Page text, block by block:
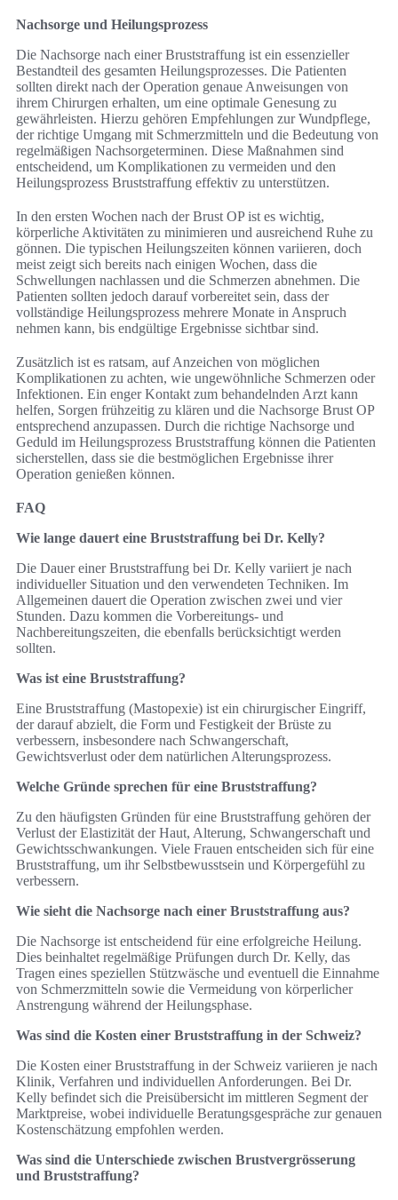
Nachsorge und Heilungsprozess
Die Nachsorge nach einer Bruststraffung ist ein essenzieller
Bestandteil des gesamten Heilungsprozesses. Die Patienten
sollten direkt nach der Operation genaue Anweisungen von
ihrem Chirurgen erhalten, um eine optimale Genesung zu
gewährleisten. Hierzu gehören Empfehlungen zur Wundpflege,
der richtige Umgang mit Schmerzmitteln und die Bedeutung von
regelmäßigen Nachsorgeterminen. Diese Maßnahmen sind
entscheidend, um Komplikationen zu vermeiden und den
Heilungsprozess Bruststraffung effektiv zu unterstützen.
In den ersten Wochen nach der Brust OP ist es wichtig,
körperliche Aktivitäten zu minimieren und ausreichend Ruhe zu
gönnen. Die typischen Heilungszeiten können variieren, doch
meist zeigt sich bereits nach einigen Wochen, dass die
Schwellungen nachlassen und die Schmerzen abnehmen. Die
Patienten sollten jedoch darauf vorbereitet sein, dass der
vollständige Heilungsprozess mehrere Monate in Anspruch
nehmen kann, bis endgültige Ergebnisse sichtbar sind.
Zusätzlich ist es ratsam, auf Anzeichen von möglichen
Komplikationen zu achten, wie ungewöhnliche Schmerzen oder
Infektionen. Ein enger Kontakt zum behandelnden Arzt kann
helfen, Sorgen frühzeitig zu klären und die Nachsorge Brust OP
entsprechend anzupassen. Durch die richtige Nachsorge und
Geduld im Heilungsprozess Bruststraffung können die Patienten
sicherstellen, dass sie die bestmöglichen Ergebnisse ihrer
Operation genießen können.
FAQ
Wie lange dauert eine Bruststraffung bei Dr. Kelly?
Die Dauer einer Bruststraffung bei Dr. Kelly variiert je nach
individueller Situation und den verwendeten Techniken. Im
Allgemeinen dauert die Operation zwischen zwei und vier
Stunden. Dazu kommen die Vorbereitungs- und
Nachbereitungszeiten, die ebenfalls berücksichtigt werden
sollten.
Was ist eine Bruststraffung?
Eine Bruststraffung (Mastopexie) ist ein chirurgischer Eingriff,
der darauf abzielt, die Form und Festigkeit der Brüste zu
verbessern, insbesondere nach Schwangerschaft,
Gewichtsverlust oder dem natürlichen Alterungsprozess.
Welche Gründe sprechen für eine Bruststraffung?
Zu den häufigsten Gründen für eine Bruststraffung gehören der
Verlust der Elastizität der Haut, Alterung, Schwangerschaft und
Gewichtsschwankungen. Viele Frauen entscheiden sich für eine
Bruststraffung, um ihr Selbstbewusstsein und Körpergefühl zu
verbessern.
Wie sieht die Nachsorge nach einer Bruststraffung aus?
Die Nachsorge ist entscheidend für eine erfolgreiche Heilung.
Dies beinhaltet regelmäßige Prüfungen durch Dr. Kelly, das
Tragen eines speziellen Stützwäsche und eventuell die Einnahme
von Schmerzmitteln sowie die Vermeidung von körperlicher
Anstrengung während der Heilungsphase.
Was sind die Kosten einer Bruststraffung in der Schweiz?
Die Kosten einer Bruststraffung in der Schweiz variieren je nach
Klinik, Verfahren und individuellen Anforderungen. Bei Dr.
Kelly befindet sich die Preisübersicht im mittleren Segment der
Marktpreise, wobei individuelle Beratungsgespräche zur genauen
Kostenschätzung empfohlen werden.
Was sind die Unterschiede zwischen Brustvergrösserung
und Bruststraffung?